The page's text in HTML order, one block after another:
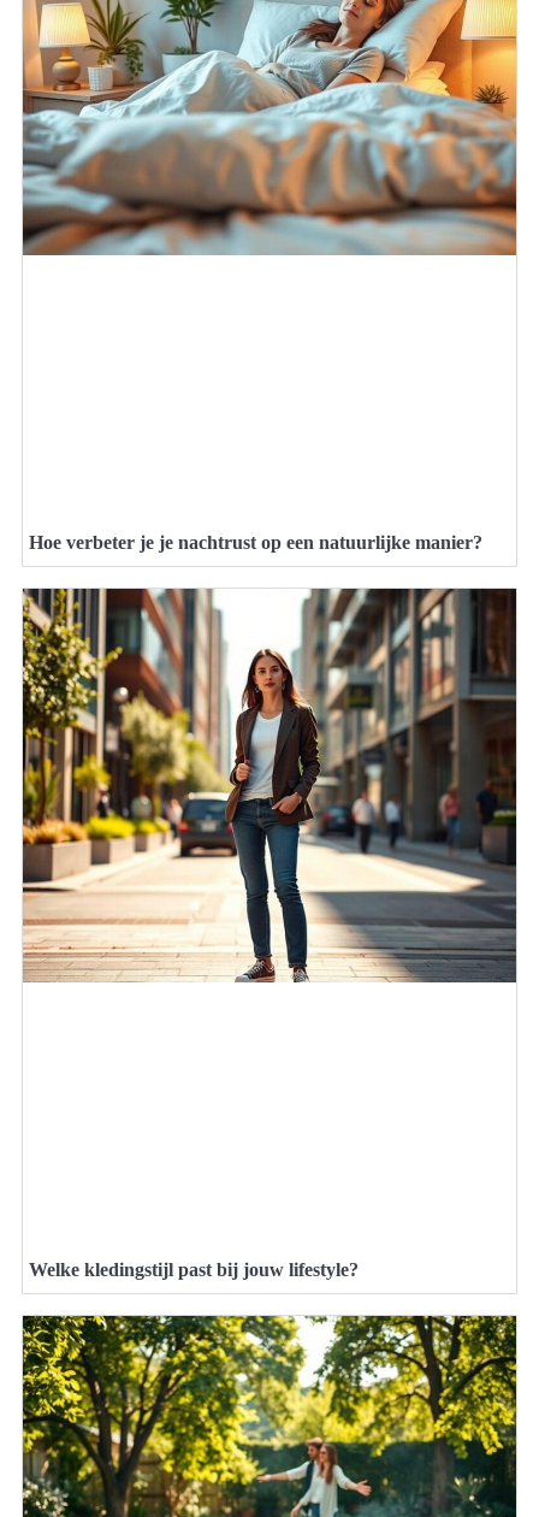
Hoe verbeter je je nachtrust op een natuurlijke manier?
Welke kledingstijl past bij jouw lifestyle?